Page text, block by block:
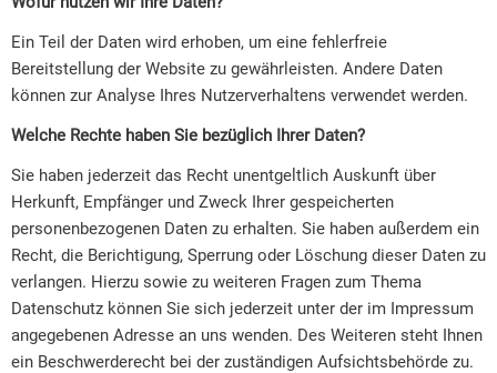
Ein Teil der Daten wird erhoben, um eine fehlerfreie
Bereitstellung der Website zu gewährleisten. Andere Daten
können zur Analyse Ihres Nutzerverhaltens verwendet werden.
Welche Rechte haben Sie bezüglich Ihrer Daten?
Sie haben jederzeit das Recht unentgeltlich Auskunft über
Herkunft, Empfänger und Zweck Ihrer gespeicherten
personenbezogenen Daten zu erhalten. Sie haben außerdem ein
Recht, die Berichtigung, Sperrung oder Löschung dieser Daten zu
verlangen. Hierzu sowie zu weiteren Fragen zum Thema
Datenschutz können Sie sich jederzeit unter der im Impressum
angegebenen Adresse an uns wenden. Des Weiteren steht Ihnen
ein Beschwerderecht bei der zuständigen Aufsichtsbehörde zu.